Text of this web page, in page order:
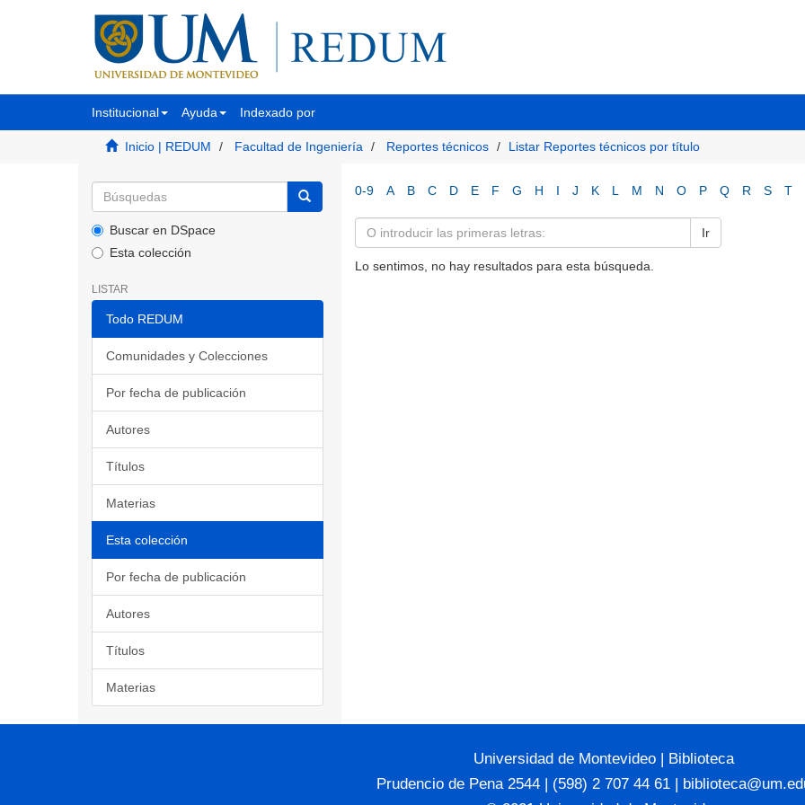
Institucional Ayuda Indexado por
Inicio | REDUM Facultad de Ingeniería Reportes técnicos Listar Reportes técnicos por título
Buscar en DSpace
Esta colección
LISTAR
Todo REDUM
Comunidades y Colecciones
Por fecha de publicación
Autores
Títulos
Materias
Esta colección
Por fecha de publicación
Autores
Títulos
Materias
0-9 A B C D E F G H I J K L M N O P Q R S T
Ir
Lo sentimos, no hay resultados para esta búsqueda.
Universidad de Montevideo | Biblioteca
Prudencio de Pena 2544 | (598) 2 707 44 61 |